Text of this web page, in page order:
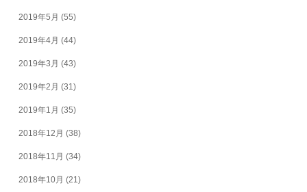
2019年5月 (55)
2019年4月 (44)
2019年3月 (43)
2019年2月 (31)
2019年1月 (35)
2018年12月 (38)
2018年11月 (34)
2018年10月 (21)